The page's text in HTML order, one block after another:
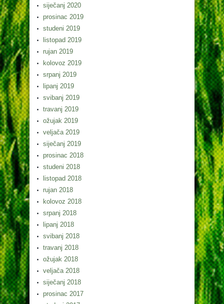
siječanj 2020
prosinac 2019
studeni 2019
listopad 2019
rujan 2019
kolovoz 2019
srpanj 2019
lipanj 2019
svibanj 2019
travanj 2019
ožujak 2019
veljača 2019
siječanj 2019
prosinac 2018
studeni 2018
listopad 2018
rujan 2018
kolovoz 2018
srpanj 2018
lipanj 2018
svibanj 2018
travanj 2018
ožujak 2018
veljača 2018
siječanj 2018
prosinac 2017